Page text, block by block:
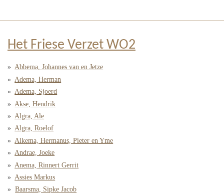
Het Friese Verzet WO2
Abbema, Johannes van en Jetze
Adema, Herman
Adema, Sjoerd
Akse, Hendrik
Algra, Ale
Algra, Roelof
Alkema, Hermanus, Pieter en Yme
Andrae, Joeke
Anema, Rinnert Gerrit
Assies Markus
Baarsma, Sipke Jacob